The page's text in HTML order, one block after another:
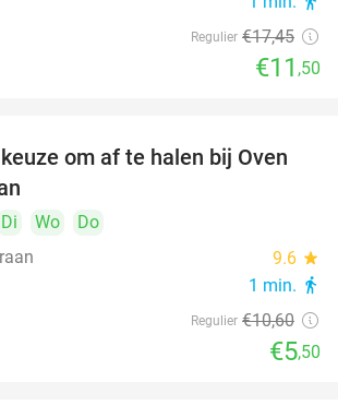
Regulier €17,45
€11 ,50
48%
om af te halen bij Oven
Di Wo
Do
9.6 star
1 min. directions_walk
Regulier €10,60
€5,50